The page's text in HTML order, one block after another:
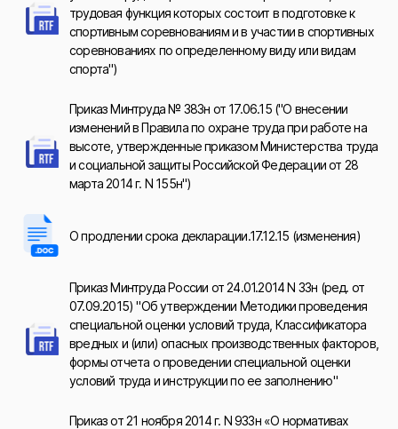
трудовая функция которых состоит в подготовке к
спортивным соревнованиям и в участии в спортивных
соревнованиях по определенному виду или видам
спорта")
Приказ Минтруда № 383н от 17.06.15 ("О внесении
изменений в Правила по охране труда при работе на
высоте, утвержденные приказом Министерства труда
и социальной защиты Российской Федерации от 28
марта 2014 г. N 155н")
О продлении срока декларации.17.12.15 (изменения)
Приказ Минтруда России от 24.01.2014 N 33н (ред. от
07.09.2015) "Об утверждении Методики проведения
специальной оценки условий труда, Классификатора
вредных и (или) опасных производственных факторов,
формы отчета о проведении специальной оценки
условий труда и инструкции по ее заполнению"
Приказ от 21 ноября 2014 г. N 933н «О нормативах